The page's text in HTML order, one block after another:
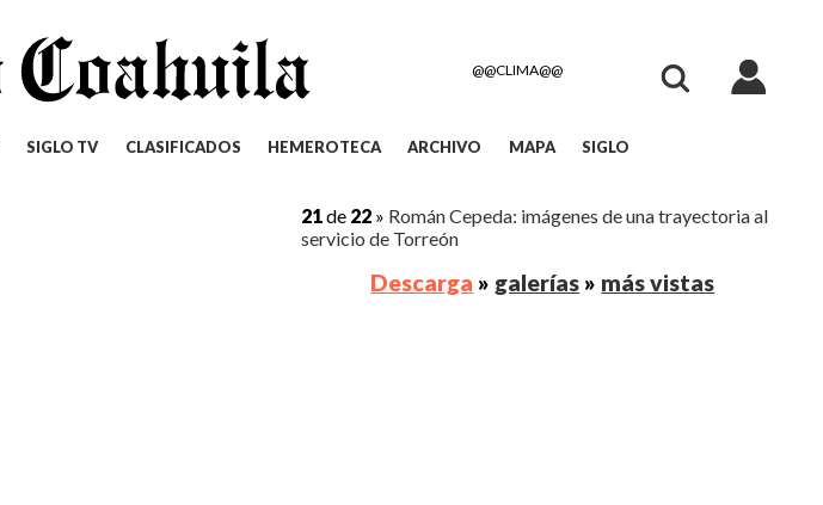
@@CLIMA@@
SIGLO TV CLASIFICADOS HEMEROTECA ARCHIVO MAPA
SIGLO
21de 22» Román Cepeda: imágenes de una trayectoria al
servicio de Torreón
Descarga » galerías » más vistas